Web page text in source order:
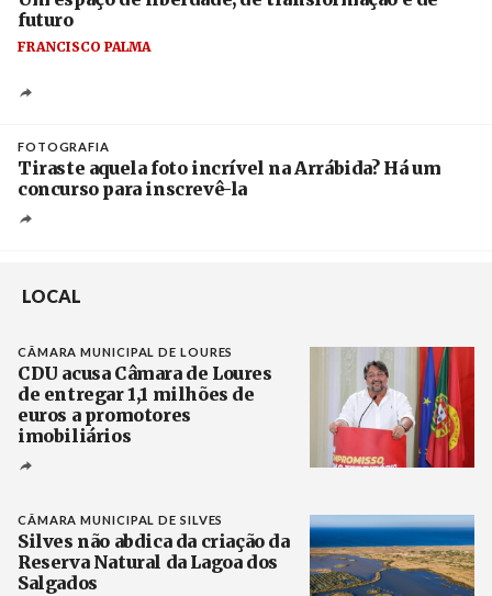
futuro
FRANCISCO PALMA
FOTOGRAFIA
Tiraste aquela foto incrível na Arrábida? Há um
concurso para inscrevê-la
LOCAL
CÂMARA MUNICIPAL DE LOURES
CDU acusa Câmara de Loures
de entregar 1,1 milhões de
euros a promotores
imobiliários
CÂMARA MUNICIPAL DE SILVES
Silves não abdica da criação da
Reserva Natural da Lagoa dos
Salgados